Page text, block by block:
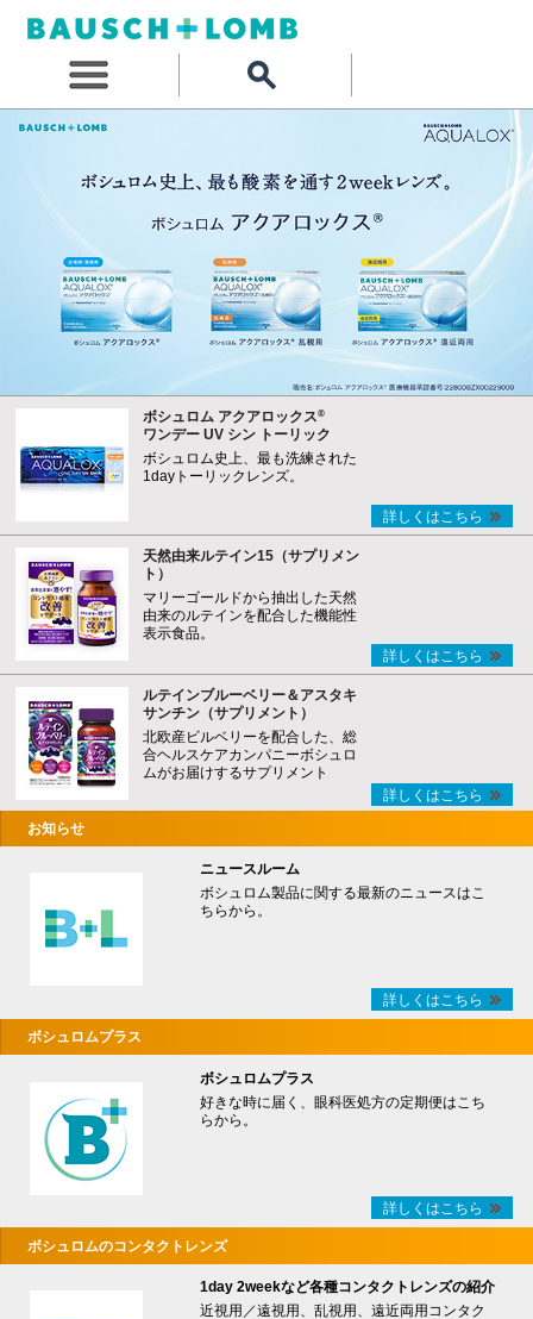
ボシュロム アクアロックス®
ワンデー UV シン トーリック
ボシュロム史上、最も洗練された
1dayトーリックレンズ。
詳しくはこちら
天然由来ルテイン15（サプリメン
ト）
マリーゴールドから抽出した天然
由来のルテインを配合した機能性
表示食品。
詳しくはこちら
ルテインブルーベリー＆アスタキ
サンチン（サプリメント）
北欧産ビルベリーを配合した、総
合ヘルスケアカンパニーボシュロ
ムがお届けするサプリメント
詳しくはこちら
お知らせ
ニュースルーム
ボシュロム製品に関する最新のニュースはこ
ちらから。
詳しくはこちら
ボシュロムプラス
ボシュロムプラス
好きな時に届く、眼科医処方の定期便はこち
らから。
詳しくはこちら
ボシュロムのコンタクトレンズ
1day 2weekなど各種コンタクトレンズの紹介
近視用／遠視用、乱視用、遠近両用コンタク